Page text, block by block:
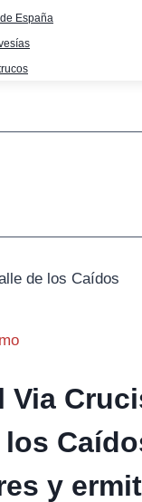
España
Via
los
y